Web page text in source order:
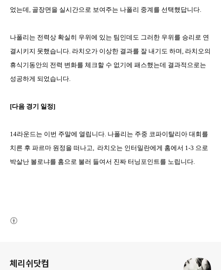
었는데, 골장면을 실시간으로 보여주는 나폴리 중계를 선택했답니다.
나폴리는 전력상 확실히 우위에 있는 팀인데도 그러한 우위를 승리로 연
결시키지 못했습니다. 라치오가 이상한 결과를 잘 내기도 하며, 라치오의
휴식기동안의 전력 변화를 체크할 수 없기에 패스했는데 결과적으로는
성공하게 되었습니다.
[다음 경기 일정]
14라운드는 이번 주말에 열립니다. 나폴리는 주중 코파이탈리아 대회를
치른 후 파르마 원정을 떠나고, 라치오는 인터밀란에게 홈에서 1-3 으로
박살난 볼로냐를 홈으로 불러 들여서 진짜 터닝포인트를 노립니다.
체리쉬닷컴